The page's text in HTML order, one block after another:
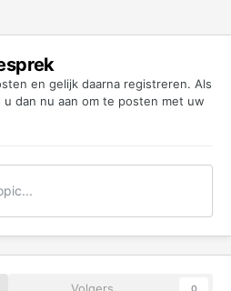
en gelijk daarna registreren. Als
u dan nu aan om te posten met uw
0